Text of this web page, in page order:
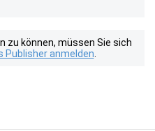
zu können, müssen Sie sich
Publisher anmelden